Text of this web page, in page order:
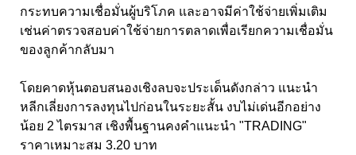
กระทบความเชื่อมั่นผู้บริโภค และอาจมีค่าใช้จ่ายเพิ่มเติม
เช่นค่าตรวจสอบค่าใช้จ่ายการตลาดเพื่อเรียกความเชื่อมั่น
ของลูกค้ากลับมา
โดยคาดหุ้นตอบสนองเชิงลบจะประเด็นดังกล่าว แนะนำ
หลีกเลี่ยงการลงทุนไปก่อนในระยะสั้น งบไม่เด่นอีกอย่าง
น้อย 2 ไตรมาส เชิงพื้นฐานคงคำแนะนำ "TRADING"
ราคาเหมาะสม 3.20 บาท